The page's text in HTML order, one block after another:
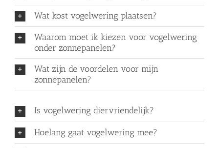
Wat kost vogelwering plaatsen?
Waarom moet ik kiezen voor vogelwering
onder zonnepanelen?
Wat zijn de voordelen voor mijn
zonnepanelen?
Is vogelwering diervriendelijk?
Hoelang gaat vogelwering mee?